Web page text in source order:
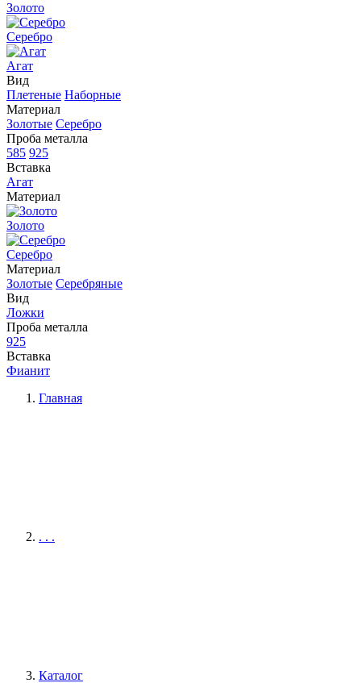
Золото
Серебро
Агат
Вид
Плетеные Наборные
Материал
Золотые Серебро
Проба металла
585 925
Вставка
Агат
Материал
Золото
Серебро
Материал
Золотые Серебряные
Вид
Ложки
Проба металла
925
Вставка
Фианит
Главная
. . .
Каталог